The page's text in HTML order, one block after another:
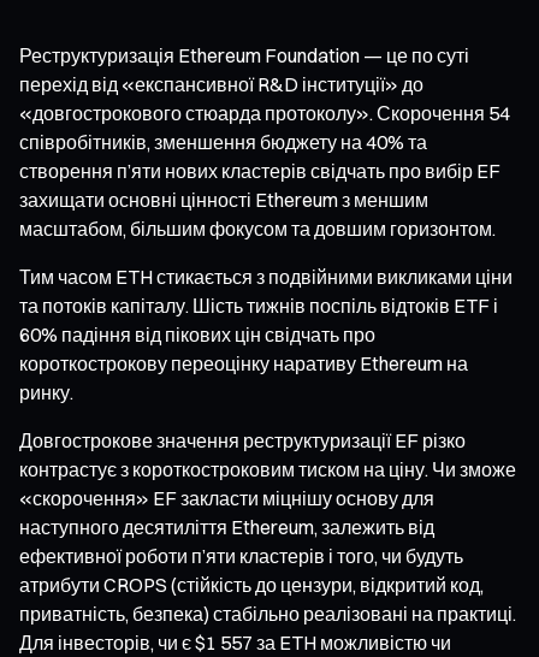
Реструктуризація Ethereum Foundation — це по суті
перехід від «експансивної R&D інституції» до
«довгострокового стюарда протоколу». Скорочення 54
співробітників, зменшення бюджету на 40% та
створення п’яти нових кластерів свідчать про вибір EF
захищати основні цінності Ethereum з меншим
масштабом, більшим фокусом та довшим горизонтом.
Тим часом ETH стикається з подвійними викликами ціни
та потоків капіталу. Шість тижнів поспіль відтоків ETF і
60% падіння від пікових цін свідчать про
короткострокову переоцінку наративу Ethereum на
ринку.
Довгострокове значення реструктуризації EF різко
контрастує з короткостроковим тиском на ціну. Чи зможе
«скорочення» EF закласти міцнішу основу для
наступного десятиліття Ethereum, залежить від
ефективної роботи п’яти кластерів і того, чи будуть
атрибути CROPS (стійкість до цензури, відкритий код,
приватність, безпека) стабільно реалізовані на практиці.
Для інвесторів, чи є $1 557 за ETH можливістю чи